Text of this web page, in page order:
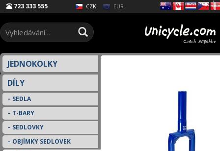
723 333 555 CZK EUR
JEDNOKOLKY
DÍLY
SEDLA
T-BARY
SEDLOVKY
OBJÍMKY SEDLOVEK
Select Language▼